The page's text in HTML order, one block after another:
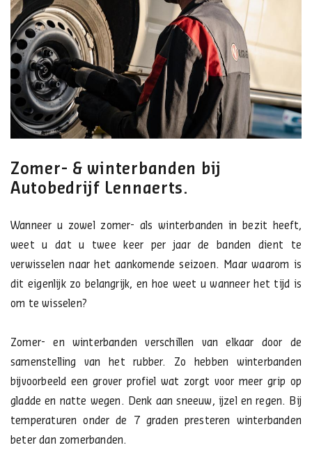
Zomer- & winterbanden bij
Autobedrijf Lennaerts.
Wanneer u zowel zomer- als winterbanden in bezit heeft,
weet u dat u twee keer per jaar de banden dient te
verwisselen naar het aankomende seizoen. Maar waarom is
dit eigenlijk zo belangrijk, en hoe weet u wanneer het tijd is
om te wisselen?
Zomer- en winterbanden verschillen van elkaar door de
samenstelling van het rubber. Zo hebben winterbanden
bijvoorbeeld een grover profiel wat zorgt voor meer grip op
gladde en natte wegen. Denk aan sneeuw, ijzel en regen. Bij
temperaturen onder de 7 graden presteren winterbanden
beter dan zomerbanden.